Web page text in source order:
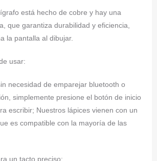
está hecho de cobre y hay una
que garantiza durabilidad y eficiencia,
la pantalla al dibujar.
usar:
necesidad de emparejar bluetooth o
simplemente presione el botón de inicio
escribir; Nuestros lápices vienen con un
es compatible con la mayoría de las
un tacto preciso: